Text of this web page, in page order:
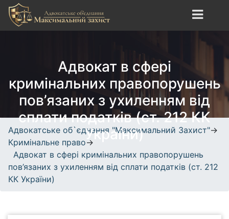
i
t
послуги, кримінальне,
трудове, спортивне право.
Адвокат в сфері
кримінальних правопорушень
пов’язаних з ухиленням від
сплати податків (ст. 212 КК
України)
Адвокатське об`єднання "Максимальний Захист"→
Кримінальне право→
Адвокат в сфері кримінальних правопорушень
пов’язаних з ухиленням від сплати податків (ст. 212
КК України)